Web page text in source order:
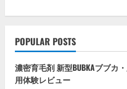
POPULAR POSTS
濃密育毛剤 新型BUBKAブブカ
用体験レビュー